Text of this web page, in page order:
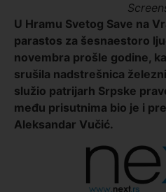
U Hramu Svetog Save na
parastos za šesnaestoro
novembra prošle godine,
srušila nadstrešnica
služio patrijarh Srpske
među prisutnima bio je i
Aleksandar Vučić.